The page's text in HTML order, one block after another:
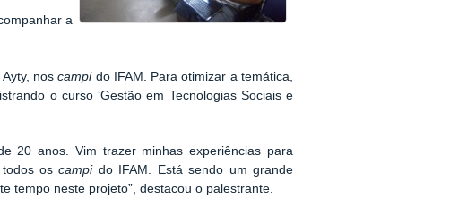
a
Ayty, noscampido IFAM. Para otimizar a temática,
o curso ‘Gestão em Tecnologias Sociais e
20 anos. Vim trazer minhas experiências para
todos oscampi do IFAM. Está sendo um grande
tempo neste projeto”, destacou o palestrante.